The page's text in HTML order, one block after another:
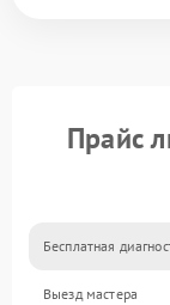
Прайс
Бесплатная
Выезд мастера